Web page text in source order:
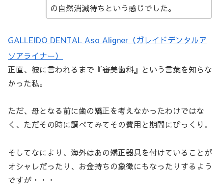
の自然消滅待ちという感じでした。
GALLEIDO DENTAL Aso Aligner（ガレイドデンタルア
ソアライナー）
正直、彼に言われるまで『審美歯科』という言葉を知らな
かった私。
ただ、母となる前に歯の矯正を考えなかったわけではな
く、ただその時に調べてみてその費用と期間にびっくり。
そしてなにより、海外はあの矯正器具を付けていることが
オシャレだったり、お金持ちの象徴にもなったりするよう
ですが・・・